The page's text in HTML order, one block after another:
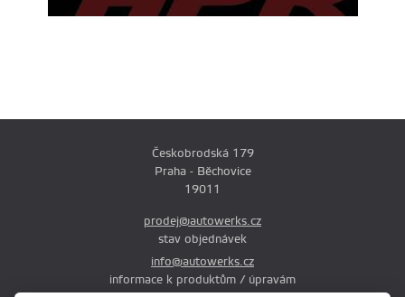
Českobrodská 179
Praha - Běchovice
19011
prodej@autowerks.cz
stav objednávek
info@autowerks.cz
informace k produktům / úpravám